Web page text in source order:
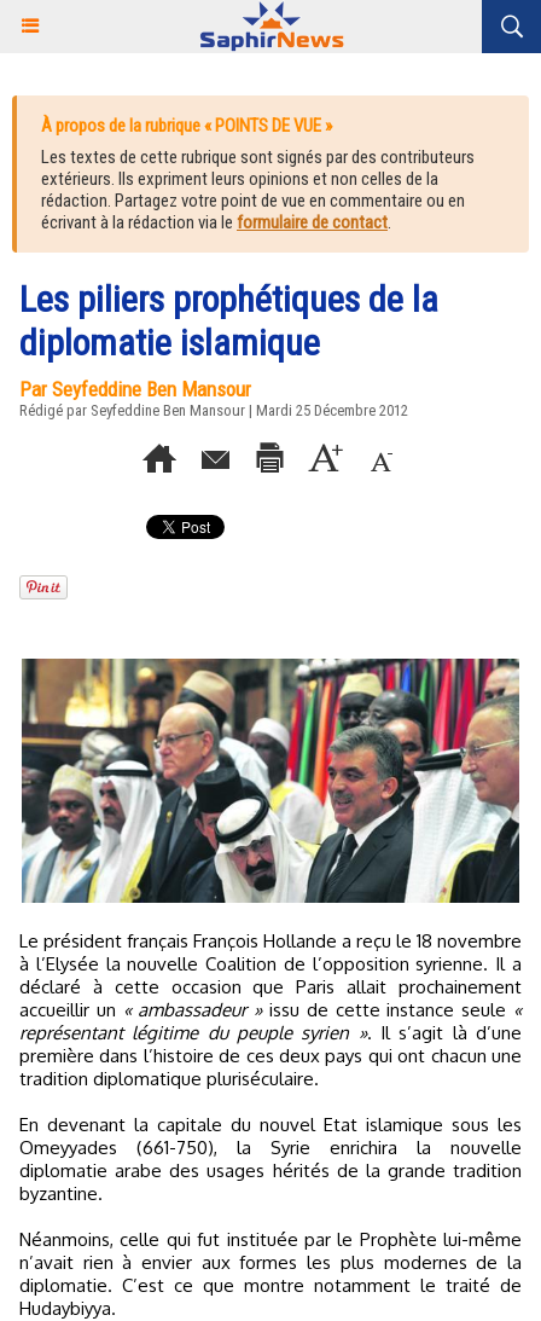
À propos de la rubrique « POINTS DE VUE »
Les textes de cette rubrique sont signés par des contributeurs
extérieurs. Ils expriment leurs opinions et non celles de la
rédaction. Partagez votre point de vue en commentaire ou en
écrivant à la rédaction via le formulaire de contact.
Les piliers prophétiques de la
diplomatie islamique
Par Seyfeddine Ben Mansour
Rédigé par Seyfeddine Ben Mansour | Mardi 25 Décembre 2012
Le président français François Hollande a reçu le 18 novembre
à l’Elysée la nouvelle Coalition de l’opposition syrienne. Il a
déclaré à cette occasion que Paris allait prochainement
accueillir un « ambassadeur »issu de cette instance seule «
représentant légitime du peuple syrien ». Il s’agit là d’une
première dans l’histoire de ces deux pays qui ont chacun une
tradition diplomatique pluriséculaire.
En devenant la capitale du nouvel Etat islamique sous les
Omeyyades (661-750), la Syrie enrichira la nouvelle
diplomatie arabe des usages hérités de la grande tradition
byzantine.
Néanmoins, celle qui fut instituée par le Prophète lui-même
n’avait rien à envier aux formes les plus modernes de la
diplomatie. C’est ce que montre notamment le traité de
Hudaybiyya.